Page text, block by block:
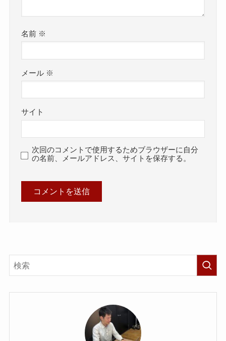
名前 ※
メール ※
サイト
次回のコメントで使用するためブラウザーに自分
の名前、メールアドレス、サイトを保存する。